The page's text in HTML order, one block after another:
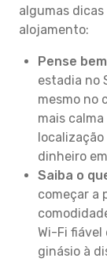
algumas dicas
alojamento:
Pense
estadia no
mesmo no
mais
dinheiro
Saiba o
começar a
Wi-Fi fiável
ginásio à